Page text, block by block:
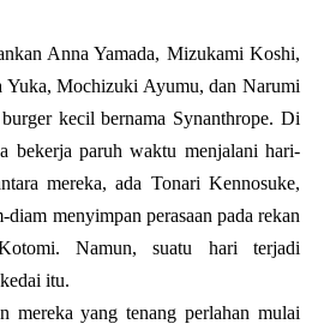
Anna Yamada, Mizukami Koshi,
Yuka, Mochizuki Ayumu, dan Narumi
kecil bernama Synanthrope.Di
bekerja paruh waktu menjalani hari-
mereka, ada Tonari Kennosuke,
diam menyimpan perasaan pada rekan
Namun, suatu hari terjadi
itu.
mereka yang tenang perlahan mulai